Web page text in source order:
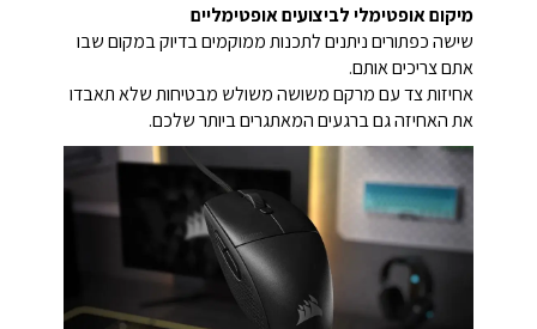
מיקום אופטימלי לביצועים אופטימליים
שישה כפתורים ניתנים לתכנות ממוקמים בדיוק במקום שבו
אתם צריכים אותם.
אחיזות צד עם מרקם משושה משולש מבטיחות שלא תאבדו
את האחיזה גם ברגעים המאתגרים ביותר שלכם.